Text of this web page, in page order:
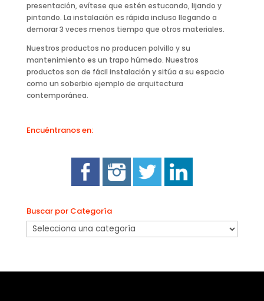
presentación, evítese que estén estucando, lijando y
pintando. La instalación es rápida incluso llegando a
demorar 3 veces menos tiempo que otros materiales.
Nuestros productos no producen polvillo y su
mantenimiento es un trapo húmedo. Nuestros
productos son de fácil instalación y sitúa a su espacio
como un soberbio ejemplo de arquitectura
contemporánea.
Encuéntranos en:
Buscar por Categoría